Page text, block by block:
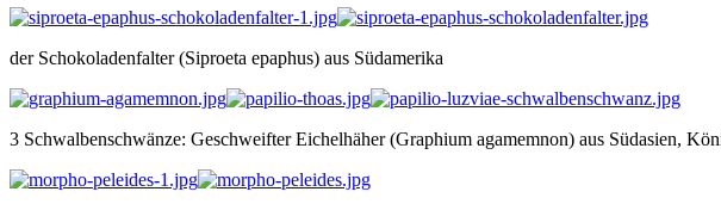
der Schokoladenfalter (Siproeta epaphus) aus Südamerika
3 Schwalbenschwänze: Geschweifter Eichelhäher (Graphium agamemnon) aus Südasien,